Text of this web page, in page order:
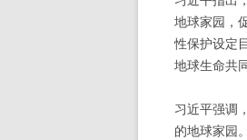
地球家园，
性保护设定
地球生命共
习近平强调
的地球家园